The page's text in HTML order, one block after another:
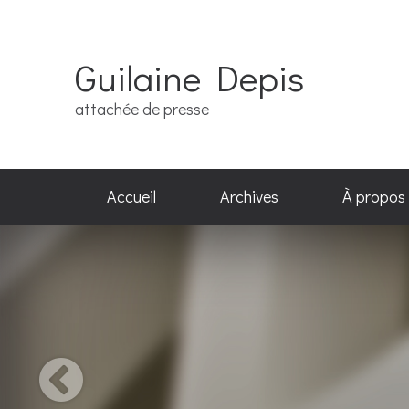
Guilaine Depis
attachée de presse
Accueil Archives À propos